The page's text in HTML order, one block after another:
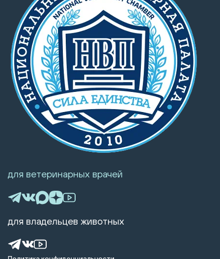
для ветеринарных врачей
для владельцев животных